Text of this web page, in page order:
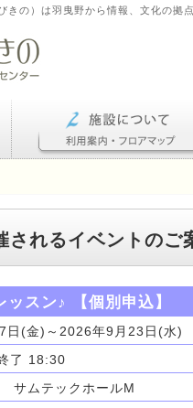
きの）は羽曳野から情報、文化の拠
されるイベントのご
スン♪ 【個別申込】
日(金)～2026年9月23日(水)
了 18:30
サムテックホールM